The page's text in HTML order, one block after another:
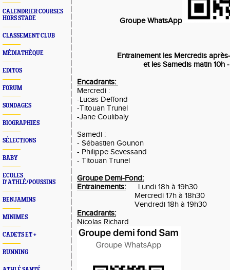
CALENDRIER COURSES
HORS STADE
CLASSEMENT CLUB
MÉDIATHÈQUE
EDITOS
FORUM
SONDAGES
BIOGRAPHIES
SÉLECTIONS
BABY
ECOLES
D'ATHLÉ/POUSSINS
BENJAMINS
MINIMES
CADETS ET +
RUNNING
Groupe WhatsApp
Entrainement les Mercredis
et les Samedis matin 10h -
Encadrants:
Mercredi :
-Lucas Deffond
-Titouan Trunel
-Jane Coulibaly
Samedi :
- Sébastien Gounon
- Philippe Sevessand
- Titouan Trunel
Groupe Demi-Fond:
Entrainements: Lundi 18h à 19h30
Mercredi 17h à 18h30
Vendredi 18h à 19h30
Encadrants:
Nicolas Richard